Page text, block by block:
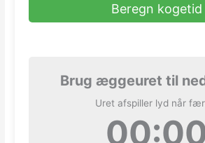
Beregn kogetid
Brug æggeuret til
Uret afspiller lyd når
00: